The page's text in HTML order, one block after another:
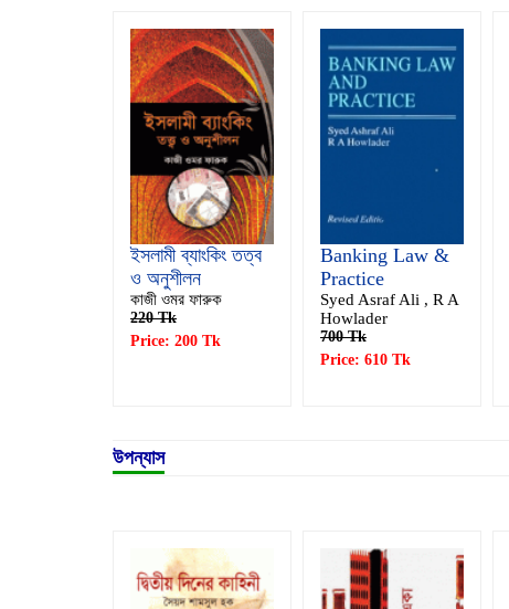
ইসলামী ব্যাংকিং তত্ব
ও অনুশীলন
কাজী ওমর ফারুক
220 Tk
Price: 200 Tk
Banking Law &
Practice
Syed Asraf Ali , R A
Howlader
700 Tk
Price: 610 Tk
উপন্যাস